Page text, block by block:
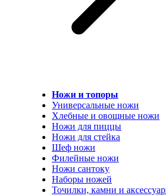
Ножи и топоры
Универсальные ножи
Хлебные и овощные ножи
Ножи для пиццы
Ножи для стейка
Шеф ножи
Филейные ножи
Ножи сантоку
Наборы ножей
Точилки, камни и